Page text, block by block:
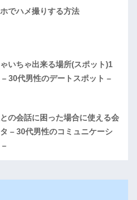
でハメ撮りする方法
いちゃ出来る場所(スポット)1
– 30代男性のデートスポット –
の会話に困った場合に使える会
– 30代男性のコミュニケーシ
–